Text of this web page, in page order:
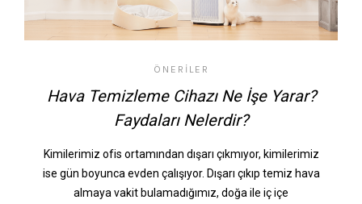
ÖNERILER
Hava Temizleme Cihazı Ne İşe Yarar?
Faydaları Nelerdir?
Kimilerimiz ofis ortamından dışarı çıkmıyor, kimilerimiz
ise gün boyunca evden çalışıyor. Dışarı çıkıp temiz hava
almaya vakit bulamadığımız, doğa ile iç içe